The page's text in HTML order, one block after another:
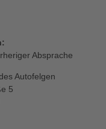
Absprache
Autofelgen
5